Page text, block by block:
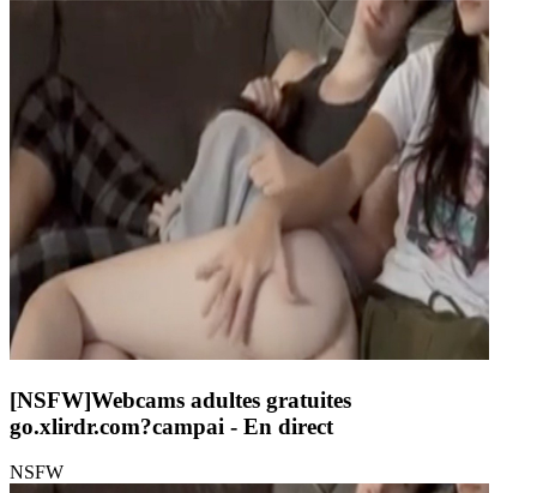
[NSFW]Webcams adultes gratuites
go.xlirdr.com?campai - En direct
NSFW